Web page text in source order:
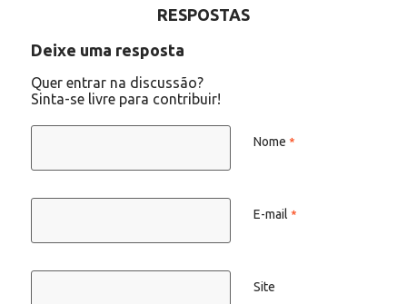
RESPOSTAS
Deixe uma resposta
Quer entrar na discussão?
Sinta-se livre para contribuir!
Nome *
E-mail *
Site